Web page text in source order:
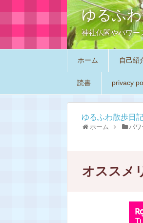
ゆるふ
神社仏閣やパワー
ホーム 自己紹
読書 privacy
ゆるふわ散歩日
ホーム パワ
オススメ